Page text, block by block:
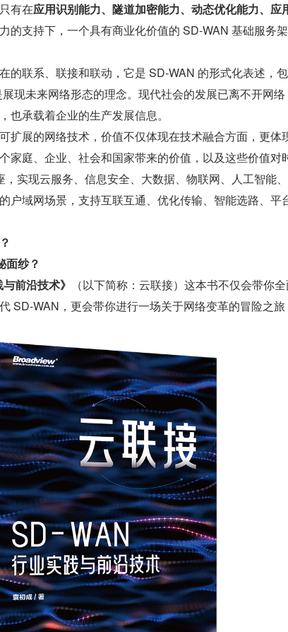
有在应用识别能力、隧道加密能力、动态优化能力、应
的支持下，一个具有商业化价值的 SD-WAN 基础服务
的联系、联接和联动，它是 SD-WAN 的形式化表述，
现未来网络形态的理念。现代社会的发展已离不开网
也承载着企业的生产发展信息。
扩展的网络技术，价值不仅体现在技术融合方面，更体
家庭、企业、社会和国家带来的价值，以及这些价值对
，实现云服务、信息安全、大数据、物联网、人工智能
户域网场景，支持互联互通、优化传输、智能选路、平
面纱？
前沿技术》
（以下简称：云联接）这本书不仅会带你
SD-WAN，更会带你进行一场关于网络变革的冒险之旅